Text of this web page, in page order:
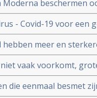
Moderna beschermen
gevaccineerd blijkt
- Covid-19 voor een
meer en
coronavirus - Covid-19
vaak voorkomt,
- Covid-19 dan
die eenmaal besmet